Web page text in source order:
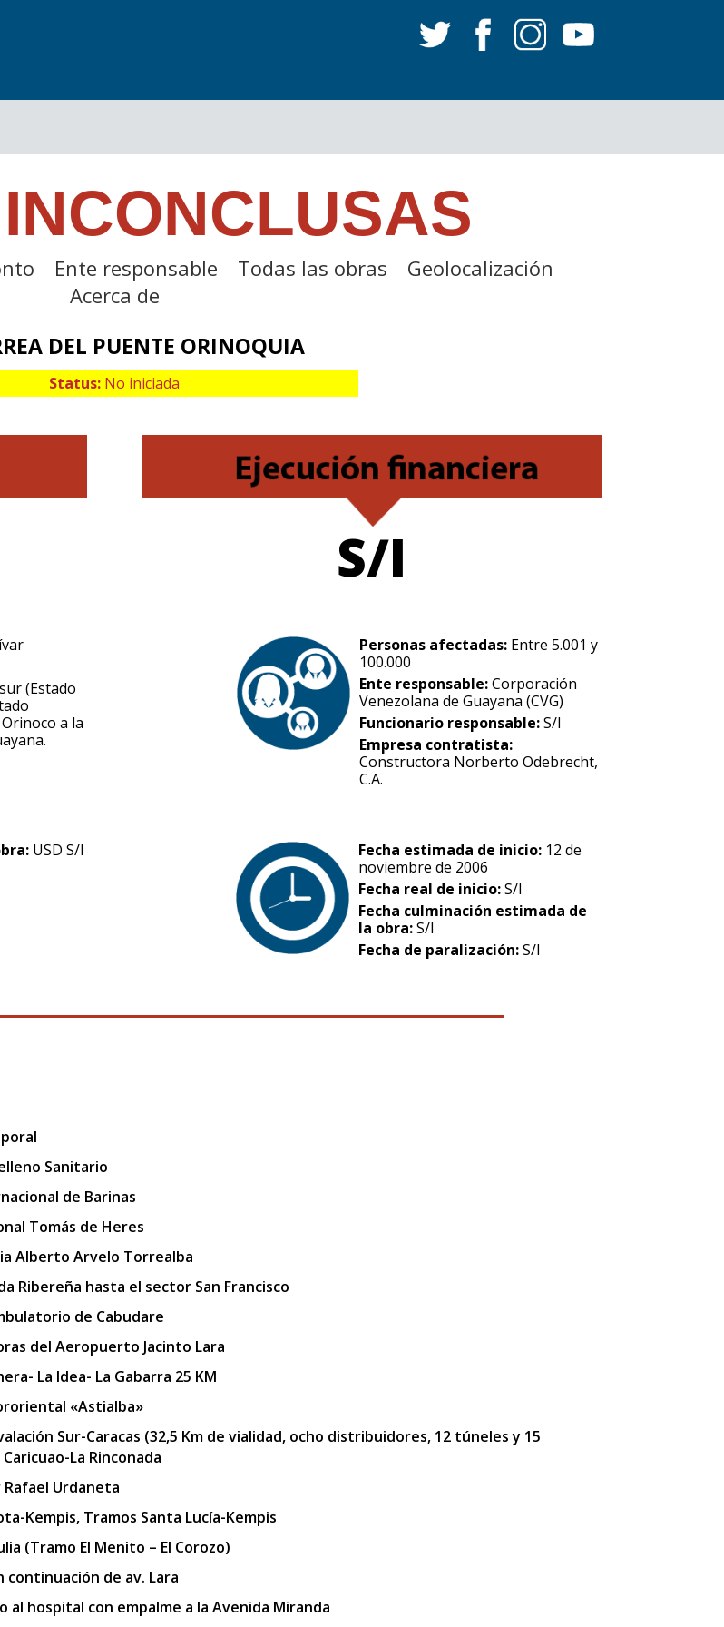
Ente responsable Todas las obras
Geolocalización
Acerca de
DEL PUENTE ORINOQUIA
Status: No iniciada
S/I
(Estado
a la
Personas afectadas: Entre 5.001 y
100.000
Ente responsable:Corporación
Venezolana de Guayana (CVG)
Funcionario responsable:S/I
Empresa contratista:
Constructora Norberto Odebrecht,
C.A.
USD S/I Fecha estimada de inicio: 12 de
noviembre de 2006
Fecha real de inicio:S/I
Fecha culminación estimada de
la obra:S/I
Fecha de paralización:S/I
Sanitario
de Barinas
Tomás de Heres
Alberto Arvelo Torrealba
Ribereña hasta el sector San Francisco
de Cabudare
del Aeropuerto Jacinto Lara
La Idea- La Gabarra 25 KM
«Astialba»
Sur-Caracas (32,5 Km de vialidad, ocho distribuidores, 12 túneles y 15
La Rinconada
Urdaneta
Kempis, Tramos Santa Lucía-Kempis
(Tramo El Menito – El Corozo)
continuación de av. Lara
al hospital con empalme a la Avenida Miranda